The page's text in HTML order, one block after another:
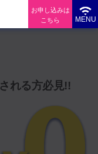
お申し込みは
こちら
MENU
れる方必見!!